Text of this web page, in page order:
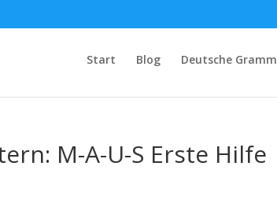
Start Blog Deutsche
M-A-U-S Erste Hilfe